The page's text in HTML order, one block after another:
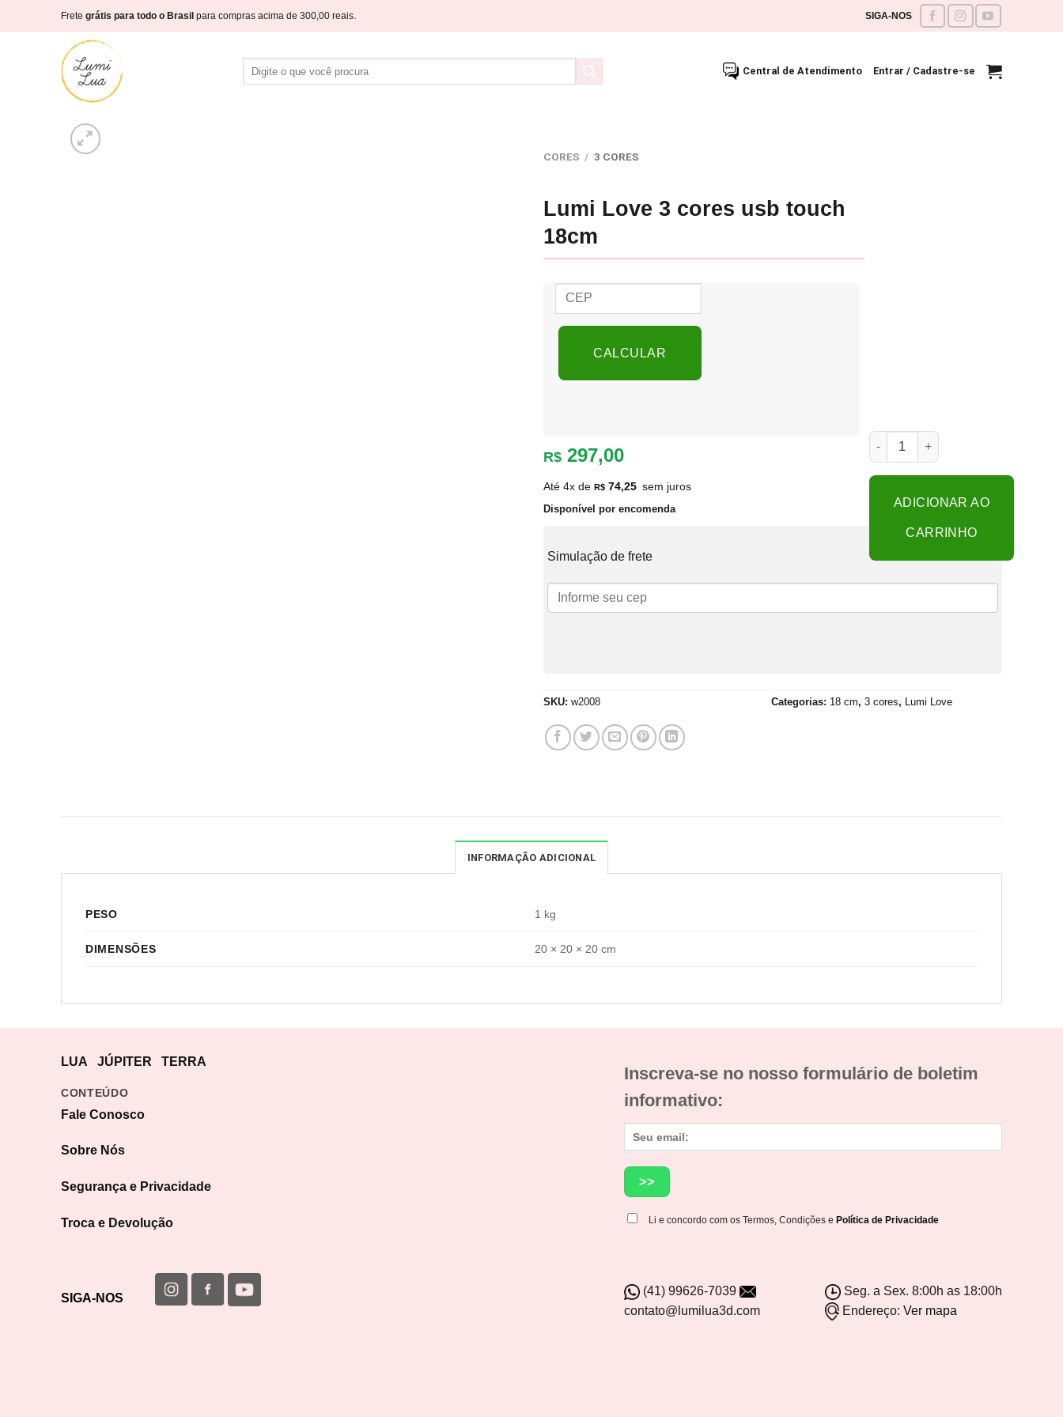
to
Frete grátis para todo o Brasil para compras acima de 300,00 reais. SIGA-NOS
Central de Atendimento Entrar / Cadastre-se
CORES / 3 CORES
Lumi Love 3 cores usb touch
18cm
CALCULAR
R$ 297,00
Até 4x de R$ 74,25 sem juros
Disponível por encomenda
Lumi Love 3 cores usb touch 18cm
ADICIONAR AO
CARRINHO
Simulação de frete
SKU: w2008 Categorias: 18 cm,3 cores, Lumi Love
INFORMAÇÃO ADICIONAL
PESO 1 kg
DIMENSÕES 20 × 20 × 20 cm
LUA JÚPITER TERRA
CONTEÚDO
Fale Conosco
Sobre Nós
Segurança e Privacidade
Troca e Devolução
SIGA-NOS
Inscreva-se no nosso formulário de boletim
informativo:
Li e concordo com os Termos, Condições e Política de Privacidade
(41) 99626-7039
contato@lumilua3d.com
Seg. a Sex. 8:00h as 18:00h
Endereço: Ver mapa